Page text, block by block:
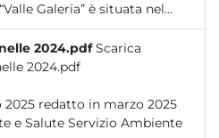
“Valle Galeria” è situata nel...
2024.pdf Scarica
2024.pdf
2025
Ambiente